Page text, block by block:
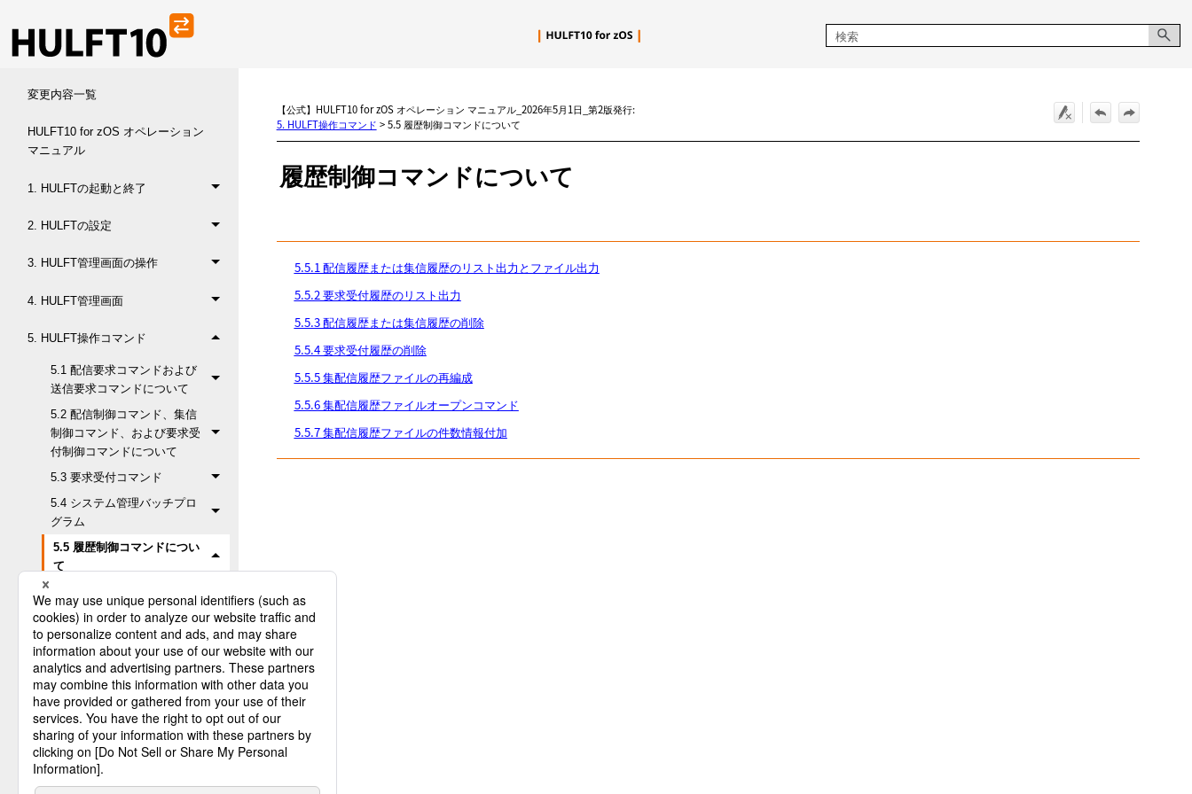
変更内容一覧
HULFT10 for zOS オペレーション
マニュアル
1. HULFTの起動と終了
2. HULFTの設定
3. HULFT管理画面の操作
4. HULFT管理画面
5. HULFT操作コマンド
5.1 配信要求コマンドおよび
送信要求コマンドについて
5.2 配信制御コマンド、集信
制御コマンド、および要求受
付制御コマンドについて
5.3 要求受付コマンド
5.4 システム管理バッチプロ
グラム
5.5 履歴制御コマンドについ
て
信履歴のリスト出力とフ
ァイル出力
5.5.2 要求受付履歴のリ
スト出力
5.5.3 配信履歴または集
信履歴の削除
5.5.4 要求受付履歴の削
除
5.5.5 集配信履歴ファイ
【公式】HULFT10 for zOS オペレーション マニュアル_2026年5月1日_第2版発行:
5. HULFT操作コマンド >5.5 履歴制御コマンドについて
履歴制御コマンドについて
5.5.1 配信履歴または集信履歴のリスト出力とファイル出力
5.5.2 要求受付履歴のリスト出力
5.5.3 配信履歴または集信履歴の削除
5.5.4 要求受付履歴の削除
5.5.5 集配信履歴ファイルの再編成
5.5.6 集配信履歴ファイルオープンコマンド
5.5.7 集配信履歴ファイルの件数情報付加